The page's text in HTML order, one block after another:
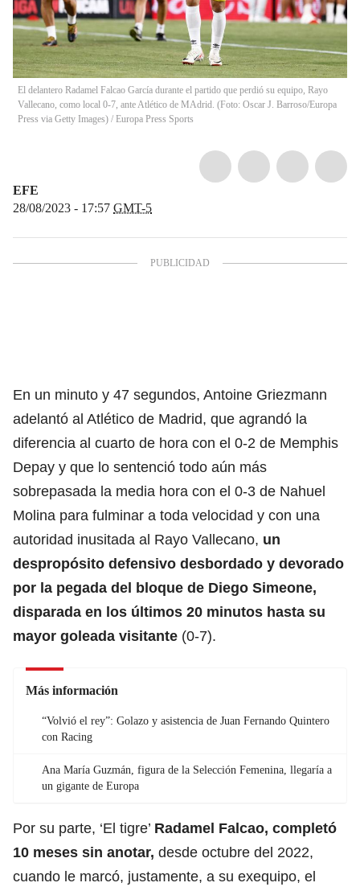
El delantero Radamel Falcao García durante el partido que perdió su equipo, Rayo
Vallecano, como local 0-7, ante Atlético de MAdrid. (Foto: Oscar J. Barroso/Europa
Press via Getty Images) / Europa Press Sports
EFE
28/08/2023 - 17:57 GMT-5
En un minuto y 47 segundos, Antoine Griezmann
adelantó al Atlético de Madrid, que agrandó la
diferencia al cuarto de hora con el 0-2 de Memphis
Depay y que lo sentenció todo aún más
sobrepasada la media hora con el 0-3 de Nahuel
Molina para fulminar a toda velocidad y con una
autoridad inusitada al Rayo Vallecano, un
despropósito defensivo desbordado y devorado
por la pegada del bloque de Diego Simeone,
disparada en los últimos 20 minutos hasta su
mayor goleada visitante (0-7).
Más información
“Volvió el rey”: Golazo y asistencia de Juan Fernando Quintero
con Racing
Ana María Guzmán, figura de la Selección Femenina, llegaría a
un gigante de Europa
Por su parte, ‘El tigre’ Radamel Falcao, completó
10 meses sin anotar, desde octubre del 2022,
cuando le marcó, justamente, a su exequipo, el